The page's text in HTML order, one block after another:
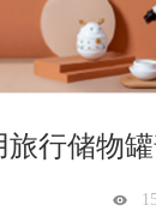
行储物